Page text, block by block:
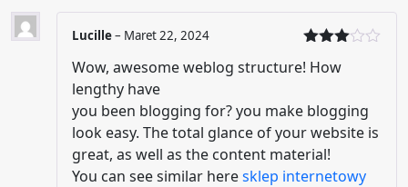
3 dari
Lucille– Maret 22, 2024
Wow, awesome weblog structure! How
lengthy have
you been blogging for? you make blogging
look easy. The total glance of your website is
great, as well as the content material!
You can see similar heresklep internetowy